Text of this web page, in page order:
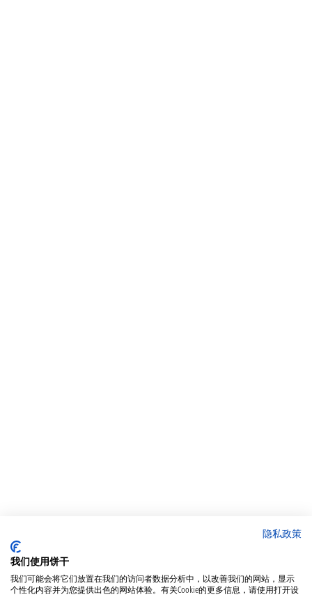
隐私政策
我们使用饼干
我们可能会将它们放置在我们的访问者数据分析中，以改善我们的网站，显示
个性化内容并为您提供出色的网站体验。有关Cookie的更多信息，请使用打开设